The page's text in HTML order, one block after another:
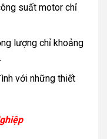
suất motor chỉ
lượng chỉ khoảng
với những thiết